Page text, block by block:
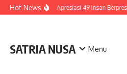
Skip to content
Hot News
Polda Jateng Apresiasi 49 Insan
SATRIA NUSA Menu